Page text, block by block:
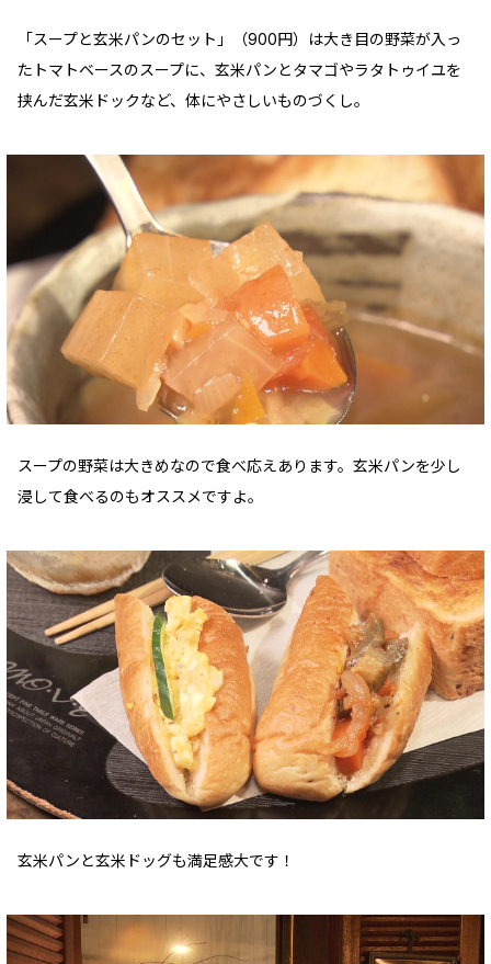
「スープと玄米パンのセット」（900円）は大き目の野菜が入っ
たトマトベースのスープに、玄米パンとタマゴやラタトゥイユを
挟んだ玄米ドックなど、体にやさしいものづくし。
スープの野菜は大きめなので食べ応えあります。玄米パンを少し
浸して食べるのもオススメですよ。
玄米パンと玄米ドッグも満足感大です！